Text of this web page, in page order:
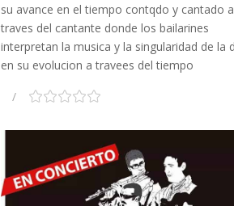
su avance en el tiempo contqdo y cantado a
traves del cantante donde los bailarines
interpretan la musica y la singularidad de la
en su evolucion a travees del tiempo